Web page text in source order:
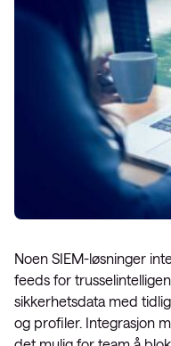
Noen SIEM-løsninger
feeds for
sikkerhetsdata med
og profiler. Integrasjon